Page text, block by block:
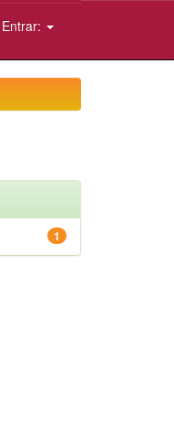
Entrar:
1